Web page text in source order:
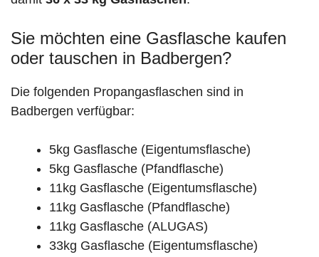
Sie möchten eine Gasflasche kaufen
oder tauschen in Badbergen?
Die folgenden Propangasflaschen sind in
Badbergen verfügbar:
5kg Gasflasche (Eigentumsflasche)
5kg Gasflasche (Pfandflasche)
11kg Gasflasche (Eigentumsflasche)
11kg Gasflasche (Pfandflasche)
11kg Gasflasche (ALUGAS)
33kg Gasflasche (Eigentumsflasche)